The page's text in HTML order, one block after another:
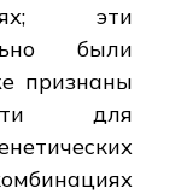
эти
были
признаны
для